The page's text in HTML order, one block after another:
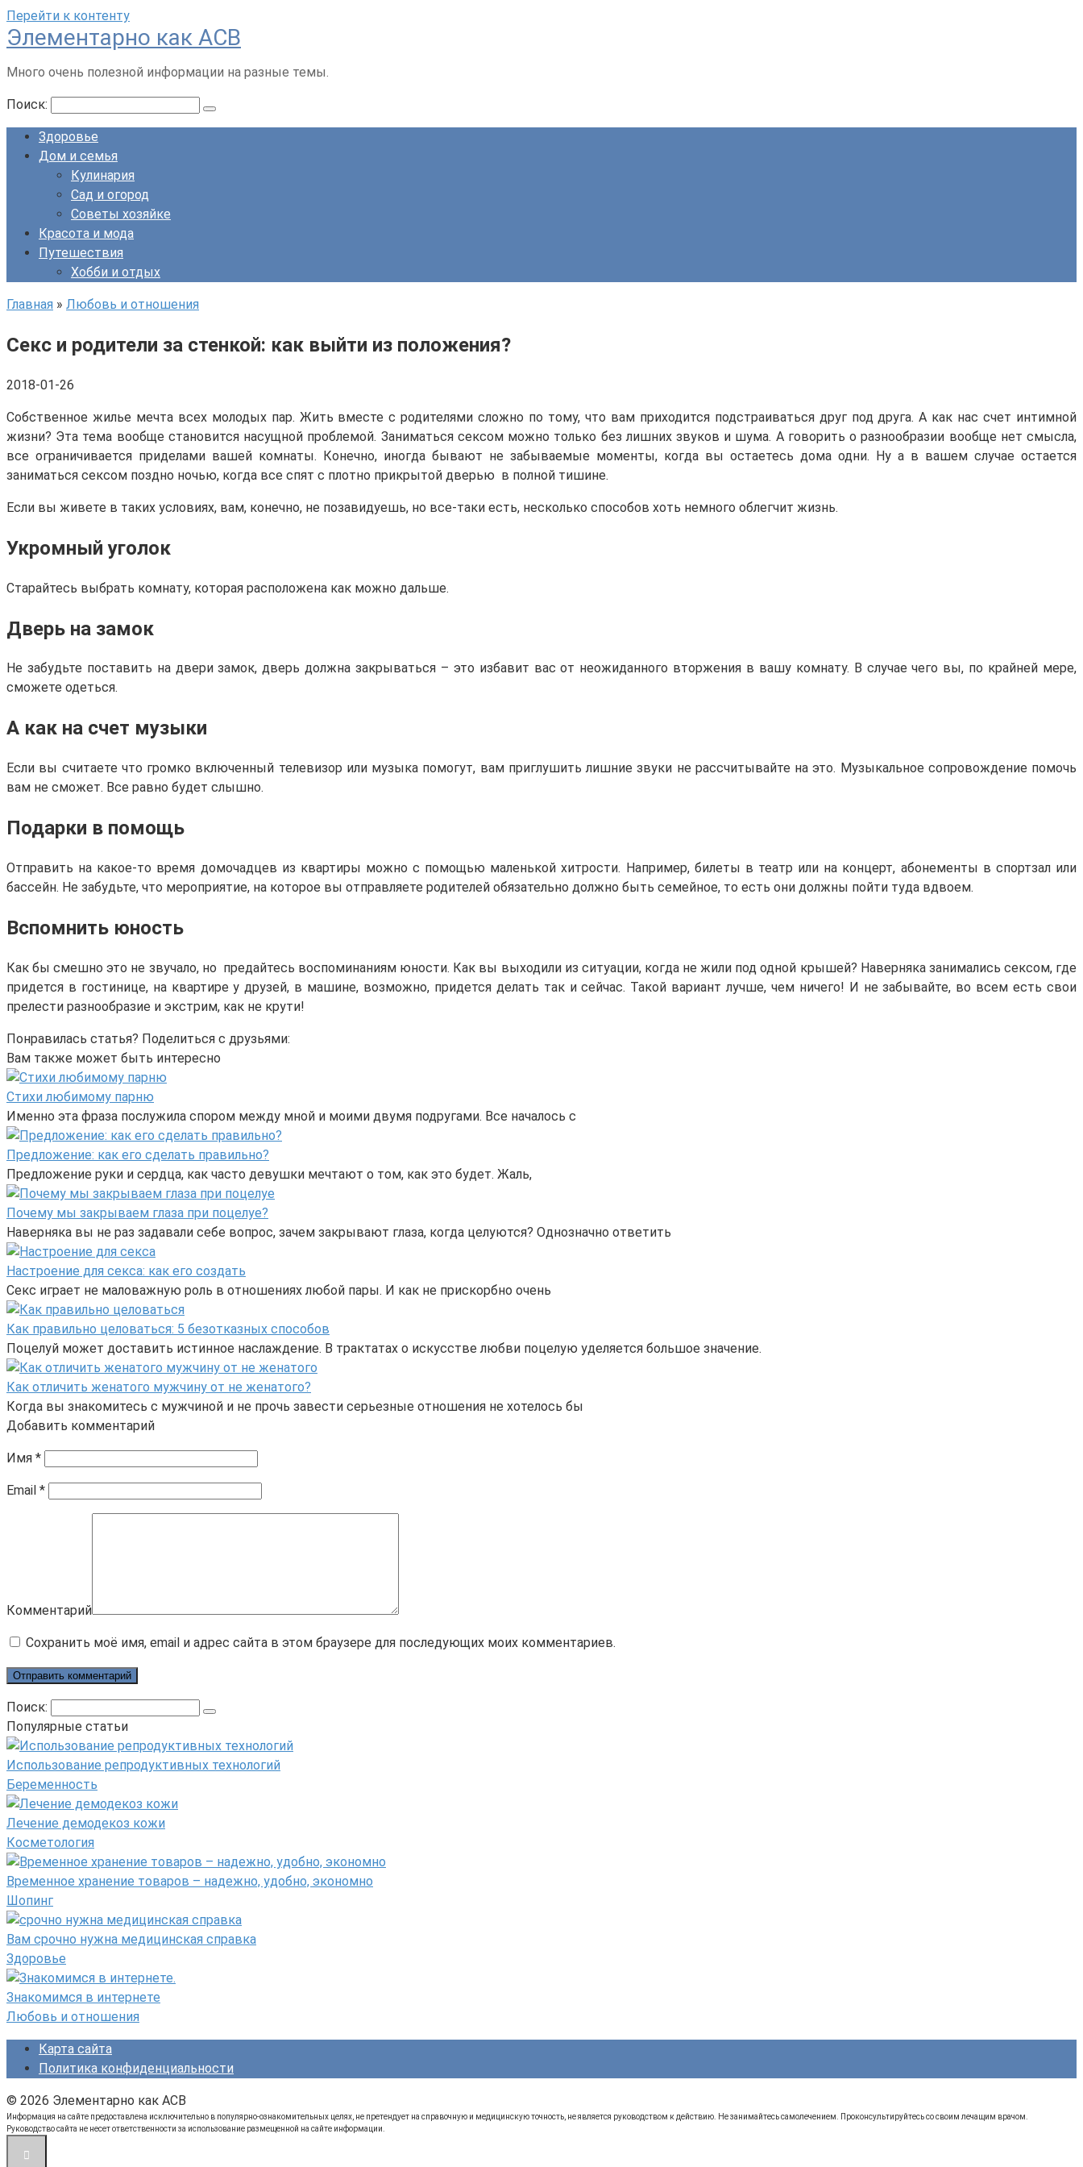
Перейти к контенту
Элементарно как ACB
Много очень полезной информации на разные темы.
Поиск:
Здоровье
Дом и семья
Кулинария
Сад и огород
Советы хозяйке
Красота и мода
Путешествия
Хобби и отдых
Главная » Любовь и отношения
Секс и родители за стенкой: как выйти из положения?
2018-01-26
Собственное жилье мечта всех молодых пар. Жить вместе с родителями сложно по тому, что вам приходится подстраиваться друг под друга. А как нас счет интимной
жизни? Эта тема вообще становится насущной проблемой. Заниматься сексом можно только без лишних звуков и шума. А говорить о разнообразии вообще нет смысла,
все ограничивается приделами вашей комнаты. Конечно, иногда бывают не забываемые моменты, когда вы остаетесь дома одни. Ну а в вашем случае остается
заниматься сексом поздно ночью, когда все спят с плотно прикрытой дверью в полной тишине.
Если вы живете в таких условиях, вам, конечно, не позавидуешь, но все-таки есть, несколько способов хоть немного облегчит жизнь.
Укромный уголок
Старайтесь выбрать комнату, которая расположена как можно дальше.
Дверь на замок
Не забудьте поставить на двери замок, дверь должна закрываться – это избавит вас от неожиданного вторжения в вашу комнату. В случае чего вы, по крайней мере,
сможете одеться.
А как на счет музыки
Если вы считаете что громко включенный телевизор или музыка помогут, вам приглушить лишние звуки не рассчитывайте на это. Музыкальное сопровождение помочь
вам не сможет. Все равно будет слышно.
Подарки в помощь
Отправить на какое-то время домочадцев из квартиры можно с помощью маленькой хитрости. Например, билеты в театр или на концерт, абонементы в спортзал или
бассейн. Не забудьте, что мероприятие, на которое вы отправляете родителей обязательно должно быть семейное, то есть они должны пойти туда вдвоем.
Вспомнить юность
Как бы смешно это не звучало, но предайтесь воспоминаниям юности. Как вы выходили из ситуации, когда не жили под одной крышей? Наверняка занимались сексом, где
придется в гостинице, на квартире у друзей, в машине, возможно, придется делать так и сейчас. Такой вариант лучше, чем ничего! И не забывайте, во всем есть свои
прелести разнообразие и экстрим, как не крути!
Понравилась статья? Поделиться с друзьями:
Вам также может быть интересно
Стихи любимому парню
Именно эта фраза послужила спором между мной и моими двумя подругами. Все началось с
Предложение: как его сделать правильно?
Предложение руки и сердца, как часто девушки мечтают о том, как это будет. Жаль,
Почему мы закрываем глаза при поцелуе?
Наверняка вы не раз задавали себе вопрос, зачем закрывают глаза, когда целуются? Однозначно ответить
Настроение для секса: как его создать
Секс играет не маловажную роль в отношениях любой пары. И как не прискорбно очень
Как правильно целоваться: 5 безотказных способов
Поцелуй может доставить истинное наслаждение. В трактатах о искусстве любви поцелую уделяется большое значение.
Как отличить женатого мужчину от не женатого?
Когда вы знакомитесь с мужчиной и не прочь завести серьезные отношения не хотелось бы
Добавить комментарий
Имя *
Email *
Комментарий
Сохранить моё имя, email и адрес сайта в этом браузере для последующих моих комментариев.
Поиск:
Популярные статьи
Использование репродуктивных технологий
Беременность
Лечение демодекоз кожи
Косметология
Временное хранение товаров – надежно, удобно, экономно
Шопинг
Вам срочно нужна медицинская справка
Здоровье
Знакомимся в интернете
Любовь и отношения
Карта сайта
Политика конфиденциальности
© 2026 Элементарно как ACB
Информация на сайте предоставлена исключительно в популярно-ознакомительных целях, не претендует на справочную и медицинскую точность, не является руководством к действию. Не занимайтесь самолечением. Проконсультируйтесь со своим лечащим врачом.
Руководство сайта не несет ответственности за использование размещенной на сайте информации.